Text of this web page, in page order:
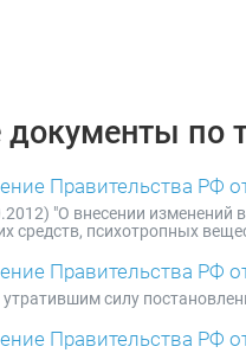
документы по
Правительства РФ
"О внесении
средств, психотропных
Правительства РФ
силу
Правительства РФ